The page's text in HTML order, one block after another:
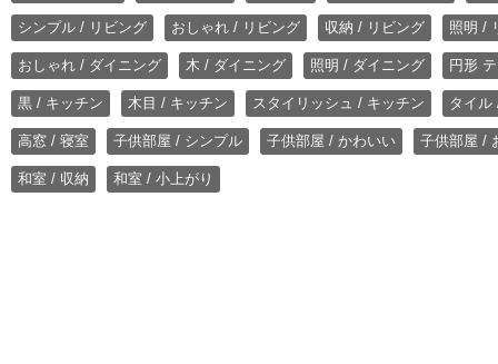
シンプル / リビング おしゃれ / リビング 収納 / リビング 照明 /
おしゃれ / ダイニング 木 / ダイニング 照明 / ダイニング 円形
黒 / キッチン 木目 / キッチン スタイリッシュ / キッチン タイル
高窓 / 寝室 子供部屋 / シンプル 子供部屋 / かわいい 子供部屋 /
和室 / 収納 和室 / 小上がり